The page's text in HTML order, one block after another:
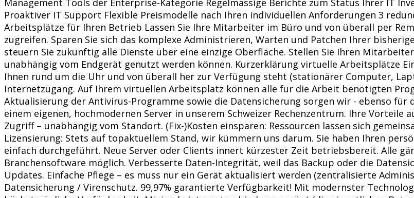
Management Tools der Enterprise-Kategorie Regelmässige Berichte zum Status Ihrer IT
Proaktiver IT Support Flexible Preismodelle nach Ihren individuellen Anforderungen 3
Arbeitsplätze für Ihren Betrieb Lassen Sie Ihre Mitarbeiter im Büro und von überall per
zugreifen. Sparen Sie sich das komplexe Administrieren, Warten und Patchen Ihrer
steuern Sie zukünftig alle Dienste über eine einzige Oberfläche. Stellen Sie Ihren
unabhängig vom Endgerät genutzt werden können. Kurzerklärung virtuelle Arbeitsplätze
Ihnen rund um die Uhr und von überall her zur Verfügung steht (stationärer Computer,
Internetzugang. Auf Ihrem virtuellen Arbeitsplatz können alle für die Arbeit benötigten
Aktualisierung der Antivirus-Programme sowie die Datensicherung sorgen wir - ebenso
einem eigenen, hochmodernen Server in unserem Schweizer Rechenzentrum. Ihre Vorteile
Zugriff – unabhängig vom Standort. (Fix-)Kosten einsparen: Ressourcen lassen sich
Lizensierung: Stets auf topaktuellem Stand, wir kümmern uns darum. Sie haben Ihren
einfach durchgeführt. Neue Server oder Clients innert kürzester Zeit betriebsbereit. Alle
Branchensoftware möglich. Verbesserte Daten-Integrität, weil das Backup oder die
Updates. Einfache Pflege – es muss nur ein Gerät aktualisiert werden (zentralisierte
Datensicherung / Virenschutz. 99,97% garantierte Verfügbarkeit! Mit modernster